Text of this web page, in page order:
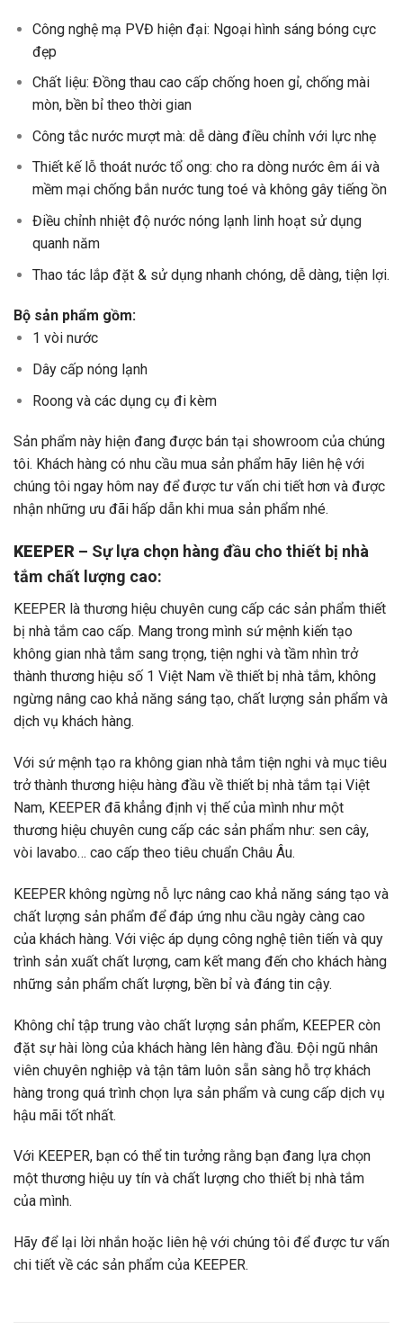
Công nghệ mạ PVĐ hiện đại: Ngoại hình sáng bóng cực
đẹp
Chất liệu: Đồng thau cao cấp chống hoen gỉ, chống mài
mòn, bền bỉ theo thời gian
Công tắc nước mượt mà: dễ dàng điều chỉnh với lực nhẹ
Thiết kế lỗ thoát nước tổ ong: cho ra dòng nước êm ái và
mềm mại chống bắn nước tung toé và không gây tiếng ồn
Điều chỉnh nhiệt độ nước nóng lạnh linh hoạt sử dụng
quanh năm
Thao tác lắp đặt & sử dụng nhanh chóng, dễ dàng, tiện lợi.
Bộ sản phẩm gồm:
1 vòi nước
Dây cấp nóng lạnh
Roong và các dụng cụ đi kèm
Sản phẩm này hiện đang được bán tại showroom của chúng
tôi. Khách hàng có nhu cầu mua sản phẩm hãy liên hệ với
chúng tôi ngay hôm nay để được tư vấn chi tiết hơn và được
nhận những ưu đãi hấp dẫn khi mua sản phẩm nhé.
KEEPER – Sự lựa chọn hàng đầu cho thiết bị nhà
tắm chất lượng cao:
KEEPER là thương hiệu chuyên cung cấp các sản phẩm thiết
bị nhà tắm cao cấp. Mang trong mình sứ mệnh kiến tạo
không gian nhà tắm sang trọng, tiện nghi và tầm nhìn trở
thành thương hiệu số 1 Việt Nam về thiết bị nhà tắm, không
ngừng nâng cao khả năng sáng tạo, chất lượng sản phẩm và
dịch vụ khách hàng.
Với sứ mệnh tạo ra không gian nhà tắm tiện nghi và mục tiêu
trở thành thương hiệu hàng đầu về thiết bị nhà tắm tại Việt
Nam, KEEPER đã khẳng định vị thế của mình như một
thương hiệu chuyên cung cấp các sản phẩm như: sen cây,
vòi lavabo… cao cấp theo tiêu chuẩn Châu Âu.
KEEPER không ngừng nỗ lực nâng cao khả năng sáng tạo và
chất lượng sản phẩm để đáp ứng nhu cầu ngày càng cao
của khách hàng. Với việc áp dụng công nghệ tiên tiến và quy
trình sản xuất chất lượng, cam kết mang đến cho khách hàng
những sản phẩm chất lượng, bền bỉ và đáng tin cậy.
Không chỉ tập trung vào chất lượng sản phẩm, KEEPER còn
đặt sự hài lòng của khách hàng lên hàng đầu. Đội ngũ nhân
viên chuyên nghiệp và tận tâm luôn sẵn sàng hỗ trợ khách
hàng trong quá trình chọn lựa sản phẩm và cung cấp dịch vụ
hậu mãi tốt nhất.
Với KEEPER, bạn có thể tin tưởng rằng bạn đang lựa chọn
một thương hiệu uy tín và chất lượng cho thiết bị nhà tắm
của mình.
Hãy để lại lời nhắn hoặc liên hệ với chúng tôi để được tư vấn
chi tiết về các sản phẩm của KEEPER.